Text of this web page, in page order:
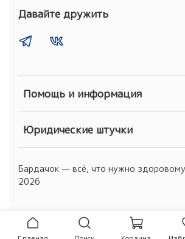
Помощь и информация
Юридические штучки
Давайте дружить
Бардачок — всё, что нужно
2026